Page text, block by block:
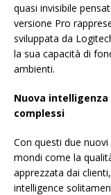
quasi invisibile
versione Pro
sviluppata da
la sua capacità di
ambienti.
Nuova
complessi
Con questi due
mondi come la
apprezzata dai
intelligence